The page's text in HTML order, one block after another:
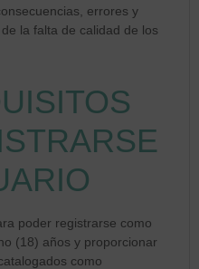
errores y
la falta de calidad de los
poder registrarse como
(18) años y proporcionar
como